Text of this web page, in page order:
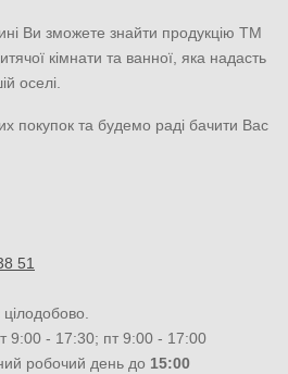
Ви зможете знайти продукцію ТМ
кімнати та ванної, яка надасть
оселі.
та будемо раді бачити Вас
51
9:00 - 17:30; пт 9:00 - 17:00
робочий день до 15:00